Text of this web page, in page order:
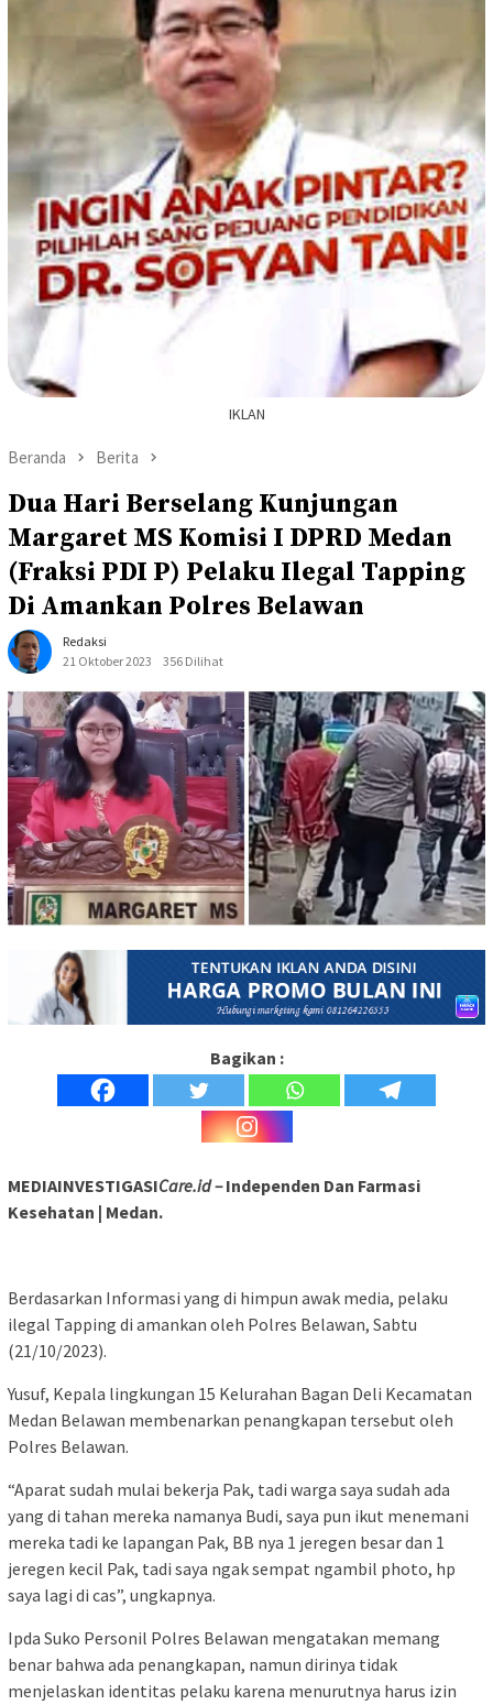
IKLAN
Beranda Berita
Dua Hari Berselang Kunjungan
Margaret MS Komisi I DPRD Medan
(Fraksi PDI P) Pelaku Ilegal Tapping
Di Amankan Polres Belawan
Redaksi
21 Oktober 2023
356 Dilihat
Bagikan :
MEDIAINVESTIGASICare.id –Independen Dan Farmasi
Kesehatan | Medan.
Berdasarkan Informasi yang di himpun awak media, pelaku
ilegal Tapping di amankan oleh Polres Belawan, Sabtu
(21/10/2023).
Yusuf, Kepala lingkungan 15 Kelurahan Bagan Deli Kecamatan
Medan Belawan membenarkan penangkapan tersebut oleh
Polres Belawan.
“Aparat sudah mulai bekerja Pak, tadi warga saya sudah ada
yang di tahan mereka namanya Budi, saya pun ikut menemani
mereka tadi ke lapangan Pak, BB nya 1 jeregen besar dan 1
jeregen kecil Pak, tadi saya ngak sempat ngambil photo, hp
saya lagi di cas”, ungkapnya.
Ipda Suko Personil Polres Belawan mengatakan memang
benar bahwa ada penangkapan, namun dirinya tidak
menjelaskan identitas pelaku karena menurutnya harus izin